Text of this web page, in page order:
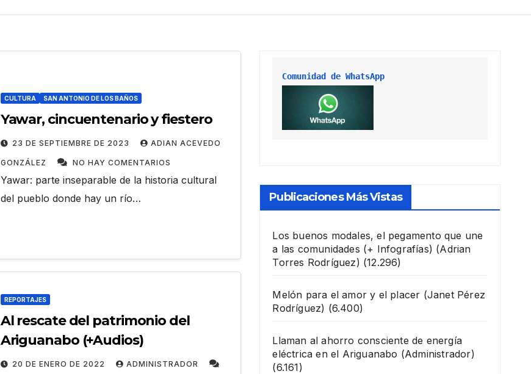
CULTURA SAN ANTONIO DE LOS BAÑOS
Yawar, cincuentenario y fiestero
23 DE SEPTIEMBRE DE 2023 ADIAN ACEVEDO
GONZÁLEZ NO HAY COMENTARIOS
Yawar: parte inseparable de la historia cultural
del pueblo donde hay un río…
REPORTAJES
Al rescate del patrimonio del
Ariguanabo (+Audios)
20 DE ENERO DE 2022 ADMINISTRADOR
Comunidad de WhatsApp
Publicaciones Más Vistas
Los buenos modales, el pegamento que une
a las comunidades (+ Infografías) (Adrian
Torres Rodríguez) (12.296)
Melón para el amor y el placer (Janet Pérez
Rodríguez) (6.400)
Llaman al ahorro consciente de energía
eléctrica en el Ariguanabo (Administrador)
(6.161)